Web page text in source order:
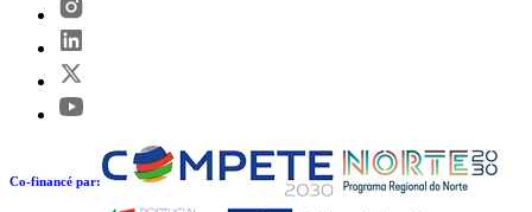
Co-financé par: